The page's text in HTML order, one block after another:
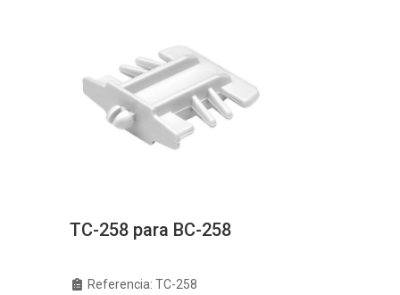
TC-258 para BC-258
Referencia: TC-258